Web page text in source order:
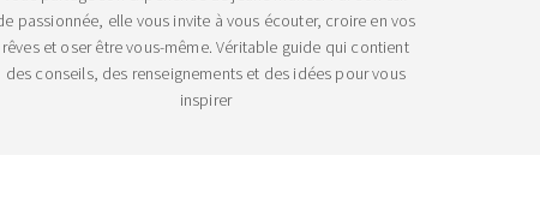
passionnée, elle vous invite à vous écouter, croire en vos
rêves et oser être vous-même. Véritable guide qui contient
des conseils, des renseignements et des idées pour vous
inspirer